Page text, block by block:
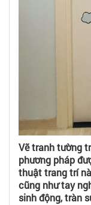
Vẽ tranh tường
phương pháp
thuật trang trí
cũng như tay
sinh động, tràn